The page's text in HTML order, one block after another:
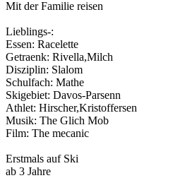
Mit der Familie reisen
Lieblings-:
Essen: Racelette
Getraenk: Rivella,Milch
Disziplin: Slalom
Schulfach: Mathe
Skigebiet: Davos-Parsenn
Athlet: Hirscher,Kristoffersen
Musik: The Glich Mob
Film: The mecanic
Erstmals auf Ski
ab 3 Jahre